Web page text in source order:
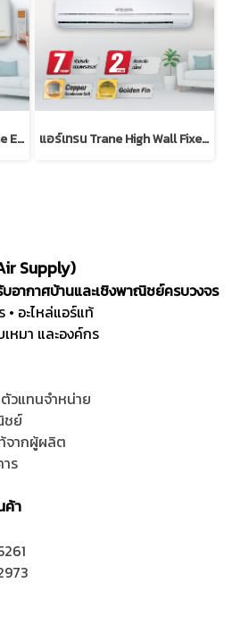
แอร์เทรน อินเวอร์เตอร์ Trane Eternity Inverter แบบติดผนัง แอร์เทรน Trane High Wall Fixed Speed แบบติดผนัง R32
Supply)
อากาศบ้านและเชิงพาณิชย์ครบวงจร
• อะไหล่แอร์แท้
หมา และองค์กร
วแทนจำหน่าย
ชย์
จากผู้ผลิต
ร
า